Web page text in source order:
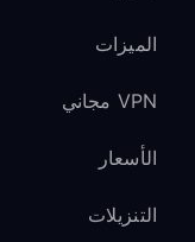
الميزات
VPN مجاني
الأسعار
التنزيلات